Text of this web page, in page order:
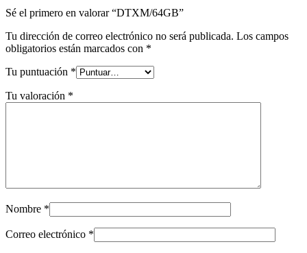
Sé el primero en valorar “DTXM/64GB”
Tu dirección de correo electrónico no será publicada. Los campos
obligatorios están marcados con *
Tu puntuación *
Tu valoración *
Nombre *
Correo electrónico *